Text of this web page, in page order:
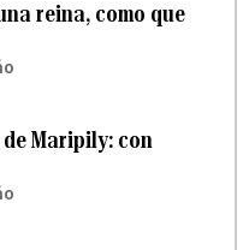
reina, como que
Maripily: con